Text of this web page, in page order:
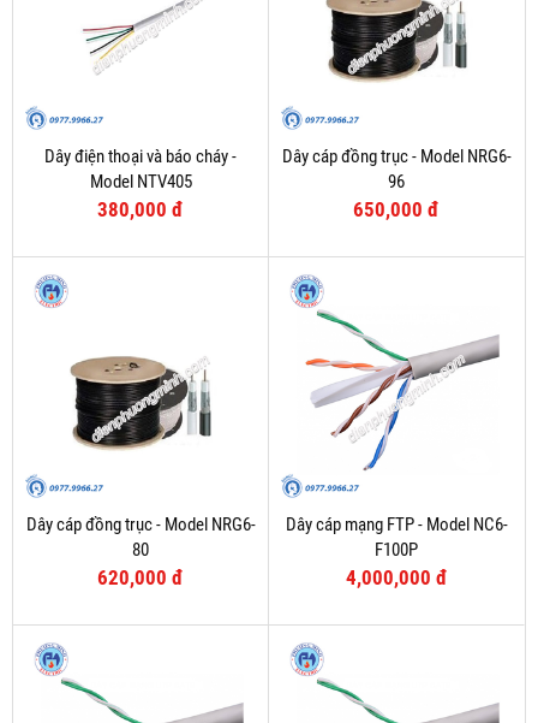
Dây điện thoại và báo cháy -
Model NTV405
380,000 đ
Dây cáp đồng trục - Model NRG6-
96
650,000 đ
Dây cáp đồng trục - Model NRG6-
80
620,000 đ
Dây cáp mạng FTP - Model NC6-
F100P
4,000,000 đ